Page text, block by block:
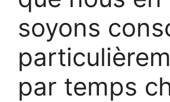
soyons
par temps